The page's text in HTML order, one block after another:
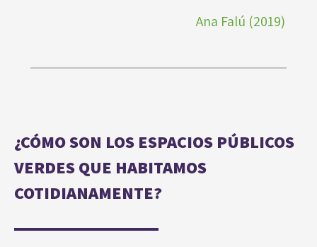
Ana Falú (2019)
¿CÓMO SON LOS ESPACIOS PÚBLICOS
VERDES QUE HABITAMOS
COTIDIANAMENTE?